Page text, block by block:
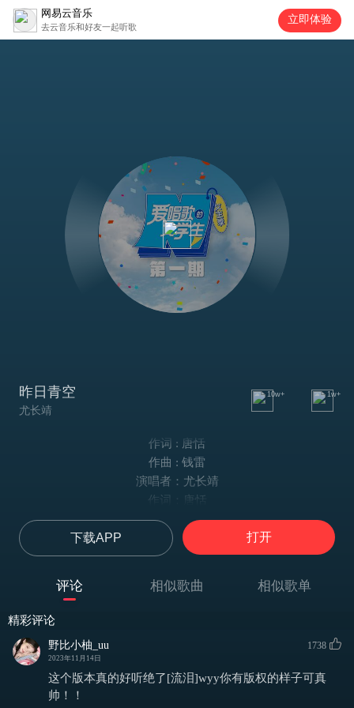
网易云音乐
去云音乐和好友一起听歌
立即体验
昨日青空
尤长靖
10w+ 1w+
作词 : 唐恬
作曲 : 钱雷
演唱者：尤长靖
作词：唐恬
作曲：钱雷
编曲：钱雷 尤长靖
吉他：高飞
忽然 一瞬间长大
想念从 不说话
下载APP 打开
评论 相似歌曲 相似歌单
精彩评论
野比小柚_uu
2023年11月14日
1738
这个版本真的好听绝了[流泪]wyy你有版权的样子可真
帅！！